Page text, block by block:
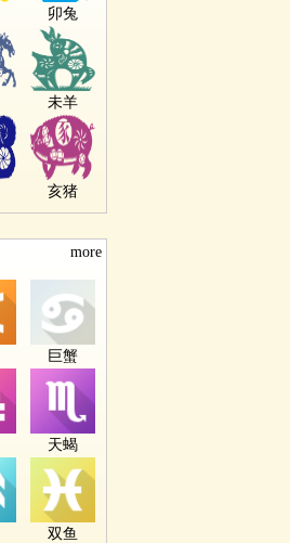
卯兔
未羊
亥猪
more
巨蟹
天蝎
双鱼